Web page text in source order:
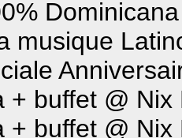
musique
+ buffet @ Nix
+ buffet @ Nix